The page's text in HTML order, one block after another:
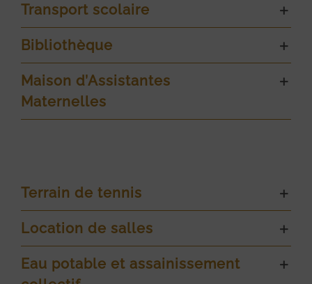
Transport scolaire
Bibliothèque
Maison d’Assistantes
Maternelles
Terrain de tennis
Location de salles
Eau potable et assainissement